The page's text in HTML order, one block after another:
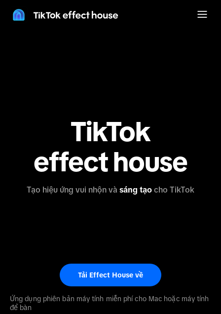
TikTok
effect house
Tạo hiệu ứng vui nhộn và sáng tạo cho TikTok
Tải Effect House về
Ứng dụng phiên bản máy tính miễn phí cho Mac hoặc máy tính
để bàn